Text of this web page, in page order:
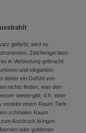
gefärbt, wird es
Zeichengeräten
in Verbindung gebracht.
und eleganten
daher ein Gefühl von
nichts finden, was den
wiedergibt, d.h. einer
verleiht einem Raum Tiefe
schmalen Raum
Ausdruck bringen
oder goldenen